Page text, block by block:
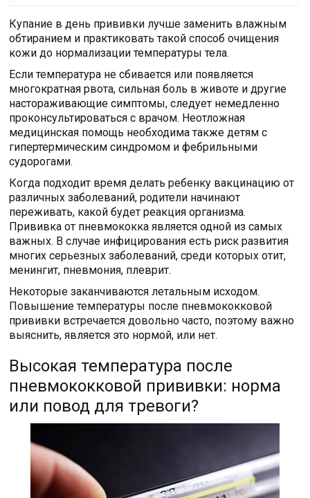
Купание в день прививки лучше заменить влажным
обтиранием и практиковать такой способ очищения
кожи до нормализации температуры тела.
Если температура не сбивается или появляется
многократная рвота, сильная боль в животе и другие
настораживающие симптомы, следует немедленно
проконсультироваться с врачом. Неотложная
медицинская помощь необходима также детям с
гипертермическим синдромом и фебрильными
судорогами.
Когда подходит время делать ребенку вакцинацию от
различных заболеваний, родители начинают
переживать, какой будет реакция организма.
Прививка от пневмококка является одной из самых
важных. В случае инфицирования есть риск развития
многих серьезных заболеваний, среди которых отит,
менингит, пневмония, плеврит.
Некоторые заканчиваются летальным исходом.
Повышение температуры после пневмококковой
прививки встречается довольно часто, поэтому важно
выяснить, является это нормой, или нет.
Высокая температура после
пневмококковой прививки: норма
или повод для тревоги?